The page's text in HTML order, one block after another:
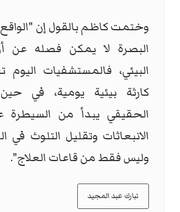
وختمت كاظم بالقول إن
البصرة لا يمكن فصله عن
البيئي، فالمستشفيات اليوم
كارثة بيئية يومية، في
الحقيقي يبدأ من السيطرة
الانبعاثات وتقليل التلوث في
وليس فقط من قاعات العلاج".
تبارك عبد المجيد